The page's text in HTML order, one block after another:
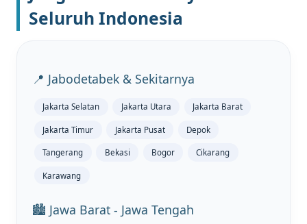
Seluruh Indonesia
📍 Jabodetabek & Sekitarnya
Jakarta Selatan Jakarta Utara Jakarta Barat
Jakarta Timur Jakarta Pusat Depok
Tangerang Bekasi Bogor Cikarang
Karawang
🏙️ Jawa Barat - Jawa Tengah